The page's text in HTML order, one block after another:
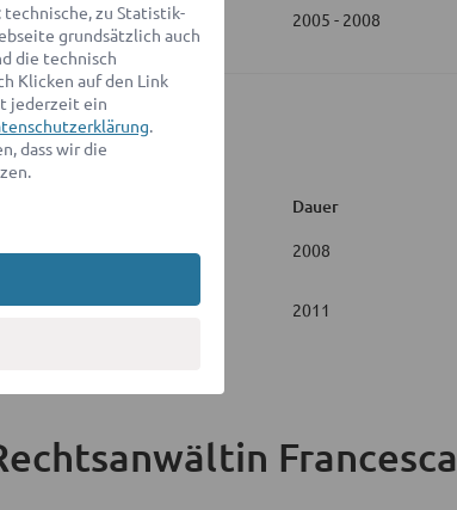
2005 - 2008
Titel
Dauer
2008
2011
Francesca
technische, zu Statistik-
grundsätzlich auch
die technisch
Klicken auf den Link
jederzeit ein
.
dass wir die